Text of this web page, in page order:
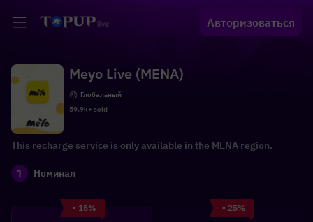
Авторизоваться
Meyo Live (MENA)
Глобальный
59.9k+ sold
This recharge service is only available in the MENA region.
1 Номинал
- 15%
- 25%